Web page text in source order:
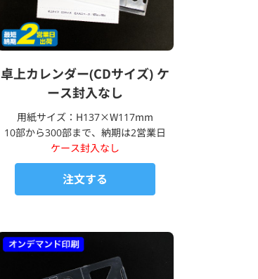
卓上カレンダー(CDサイズ) ケ
ース封入なし
用紙サイズ：H137×W117mm
10部から300部まで、納期は2営業日
ケース封入なし
注文する